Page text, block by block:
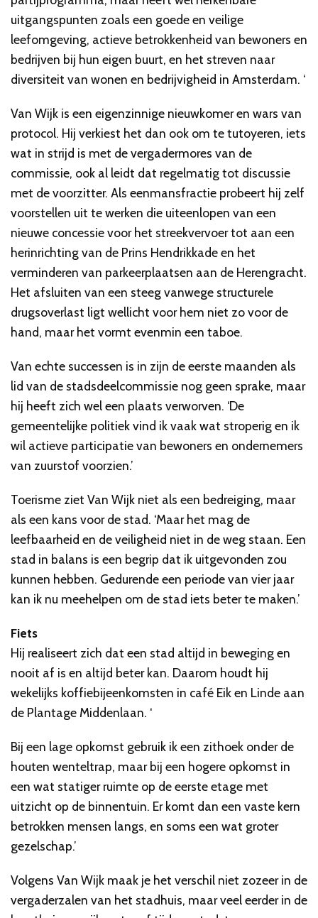
uitgangspunten zoals een goede en veilige
leefomgeving, actieve betrokkenheid van bewoners en
bedrijven bij hun eigen buurt, en het streven naar
diversiteit van wonen en bedrijvigheid in Amsterdam. ‘
Van Wijk is een eigenzinnige nieuwkomer en wars van
protocol. Hij verkiest het dan ook om te tutoyeren, iets
wat in strijd is met de vergadermores van de
commissie, ook al leidt dat regelmatig tot discussie
met de voorzitter. Als eenmansfractie probeert hij zelf
voorstellen uit te werken die uiteenlopen van een
nieuwe concessie voor het streekvervoer tot aan een
herinrichting van de Prins Hendrikkade en het
verminderen van parkeerplaatsen aan de Herengracht.
Het afsluiten van een steeg vanwege structurele
drugsoverlast ligt wellicht voor hem niet zo voor de
hand, maar het vormt evenmin een taboe.
Van echte successen is in zijn de eerste maanden als
lid van de stadsdeelcommissie nog geen sprake, maar
hij heeft zich wel een plaats verworven. ‘De
gemeentelijke politiek vind ik vaak wat stroperig en ik
wil actieve participatie van bewoners en ondernemers
van zuurstof voorzien.’
Toerisme ziet Van Wijk niet als een bedreiging, maar
als een kans voor de stad. ‘Maar het mag de
leefbaarheid en de veiligheid niet in de weg staan. Een
stad in balans is een begrip dat ik uitgevonden zou
kunnen hebben. Gedurende een periode van vier jaar
kan ik nu meehelpen om de stad iets beter te maken.’
Fiets
Hij realiseert zich dat een stad altijd in beweging en
nooit af is en altijd beter kan. Daarom houdt hij
wekelijks koffiebijeenkomsten in café Eik en Linde aan
de Plantage Middenlaan. ‘
Bij een lage opkomst gebruik ik een zithoek onder de
houten wenteltrap, maar bij een hogere opkomst in
een wat statiger ruimte op de eerste etage met
uitzicht op de binnentuin. Er komt dan een vaste kern
betrokken mensen langs, en soms een wat groter
gezelschap.’
Volgens Van Wijk maak je het verschil niet zozeer in de
vergaderzalen van het stadhuis, maar veel eerder in de